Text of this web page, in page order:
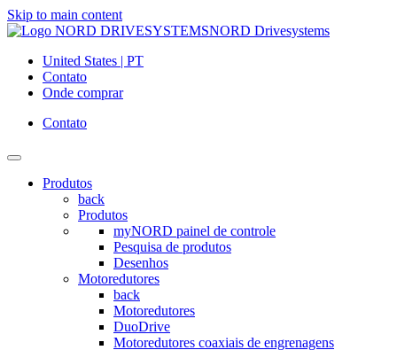
Skip to main content
NORD Drivesystems
United States | PT
Contato
Onde comprar
Contato
Produtos
back
Produtos
myNORD painel de controle
Pesquisa de produtos
Desenhos
Motoredutores
back
Motoredutores
DuoDrive
Motoredutores coaxiais de engrenagens